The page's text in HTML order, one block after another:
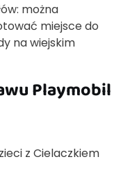
można
miejsce do
na wiejskim
Playmobil
z Cielaczkiem